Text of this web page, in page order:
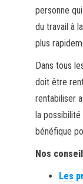
personne
du travail à
plus
Dans tous
doit être
rentabiliser
la possibilité
bénéfique
Nos
Les